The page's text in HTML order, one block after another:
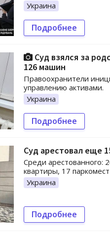
Украина
Подробнее
Суд взялся за
126 машин
Правоохранители
управлению активами.
Украина
Подробнее
Суд арестовал еще
Среди арестованного:
квартиры, 17
Украина
Подробнее